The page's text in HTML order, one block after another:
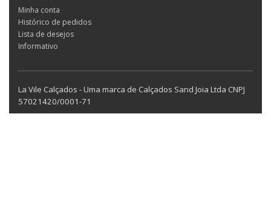
Minha conta
Histórico de pedidos
Lista de desejos
Informativo
La Vile Calçados - Uma marca de Calçados Sand Joia Ltda CNPJ
57021420/0001-71